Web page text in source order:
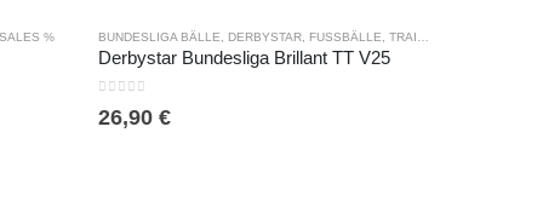
SALES % BUNDESLIGA BÄLLE DERBYSTAR FUSSBÄLLE TRAININGSBÄLLE
Derbystar Bundesliga Brillant TT V25
26,90 €